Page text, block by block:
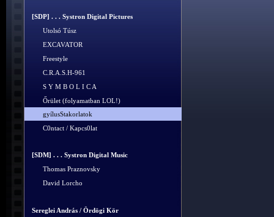
[SDP] . . . Systron Digital Pictures
Utolsó Túsz
EXCAVATOR
Freestyle
C.R.A.S.H-961
S Y M B O L I C A
Őrület (folyamatban LOL!)
gyílusStakorlatok
C0ntact / Kapcs0lat
[SDM] . . . Systron Digital Music
Thomas Praznovsky
David Lorcho
Sereglei András / Ördögi Kör